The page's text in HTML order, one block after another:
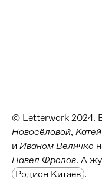
© Letterwork 2024.
Новосёловой,
и Иваном Величко
Павел Фролов. А
Родион Китаев .
Order